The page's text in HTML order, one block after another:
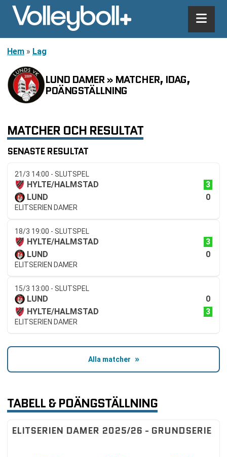
Hem » Lag
LUND DAMER » MATCHER, IDAG,
POÄNGSTÄLLNING
MATCHER OCH RESULTAT
SENASTE RESULTAT
21/3 14:00 - SLUTSPEL
HYLTE/HALMSTAD
3
LUND
0
ELITSERIEN DAMER
18/3 19:00 - SLUTSPEL
HYLTE/HALMSTAD
3
LUND
0
ELITSERIEN DAMER
15/3 13:00 - SLUTSPEL
LUND
0
HYLTE/HALMSTAD
3
ELITSERIEN DAMER
Alla matcher
TABELL & POÄNGSTÄLLNING
ELITSERIEN DAMER 2025/26 - GRUNDSERIE